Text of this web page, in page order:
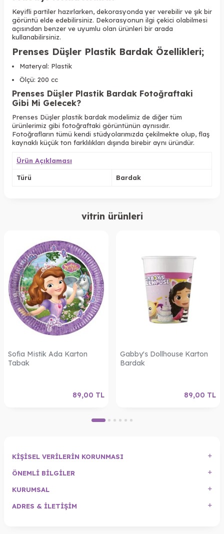
Keyifli partiler hazırlarken, dekorasyonda yer verebilir ve şık bir
görüntü elde edebilirsiniz. Dekorasyonun ilgi çekici olabilmesi
açısından benzer ve uyumlu olan ürünleri bir arada
kullanabilirsiniz.
Prenses Düşler Plastik Bardak Özellikleri;
Materyal: Plastik
Ölçü: 200 cc
Prenses Düşler Plastik Bardak Fotoğraftaki
Gibi Mi Gelecek?
Prenses Düşler plastik bardak modelimiz de diğer tüm
ürünlerimiz gibi fotoğraftaki görüntünün aynısıdır.
Fotoğrafların tümü kendi stüdyolarımızda çekilmekte olup, flaş
kaynaklı küçük ton farklılıkları dışında birebir aynı üründür.
Ürün Açıklaması
Türü Bardak
vitrin ürünleri
Sofia Mistik Ada Karton
Tabak
89,00 TL
Gabby's Dollhouse Karton
Bardak
89,00 TL
KIŞISEL VERILERIN KORUNMASI
ÖNEMLI BILGILER
KURUMSAL
ADRES & İLETIŞIM